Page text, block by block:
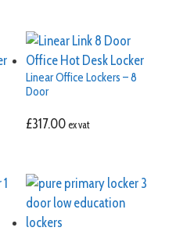
Linear Office Lockers – 8
Door
£317.00 ex vat